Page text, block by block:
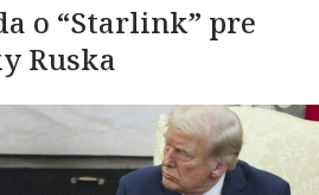
o “Starlink” pre
Ruska